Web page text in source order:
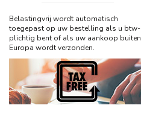
Belastingvrij wordt automatisch
toegepast op uw bestelling als u btw-
plichtig bent of als uw aankoop buiten
Europa wordt verzonden.